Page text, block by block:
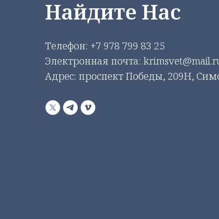
Найдите Нас
Телефон: +7 978 799 83 25
Электронная почта:
Адрес: проспект Победы, 209Н,